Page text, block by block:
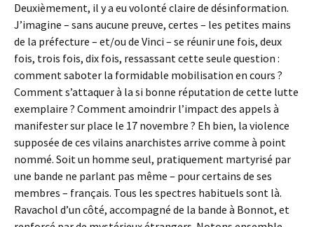
Deuxièmement, il y a eu volonté claire de désinformation.
J’imagine – sans aucune preuve, certes – les petites mains
de la préfecture – et/ou de Vinci – se réunir une fois, deux
fois, trois fois, dix fois, ressassant cette seule question :
comment saboter la formidable mobilisation en cours ?
Comment s’attaquer à la si bonne réputation de cette lutte
exemplaire ? Comment amoindrir l’impact des appels à
manifester sur place le 17 novembre ? Eh bien, la violence
supposée de ces vilains anarchistes arrive comme à point
nommé. Soit un homme seul, pratiquement martyrisé par
une bande ne parlant pas même – pour certains de ses
membres – français. Tous les spectres habituels sont là.
Ravachol d’un côté, accompagné de la bande à Bonnot, et